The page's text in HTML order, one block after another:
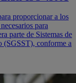
proporcionar a los
para
parte de Sistemas de
(SGSST), conforme a